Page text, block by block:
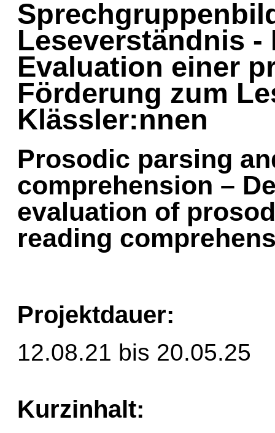
Leseverständnis
Evaluation einer
Förderung zum
Klässler:nnen
Prosodic parsing
comprehension –
evaluation of
reading
Projektdauer:
12.08.21 bis 20.05.25
Kurzinhalt: